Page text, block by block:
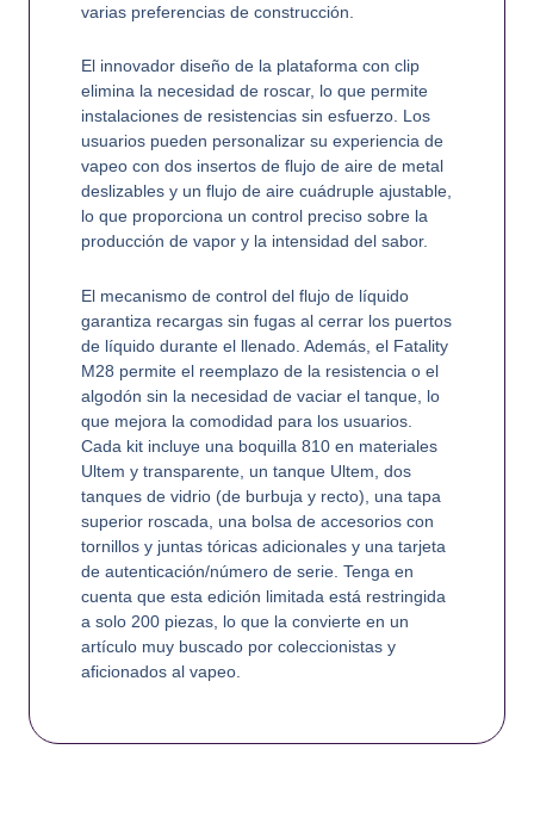
varias preferencias de construcción.
El innovador diseño de la plataforma con clip
elimina la necesidad de roscar, lo que permite
instalaciones de resistencias sin esfuerzo. Los
usuarios pueden personalizar su experiencia de
vapeo con dos insertos de flujo de aire de metal
deslizables y un flujo de aire cuádruple ajustable,
lo que proporciona un control preciso sobre la
producción de vapor y la intensidad del sabor.
El mecanismo de control del flujo de líquido
garantiza recargas sin fugas al cerrar los puertos
de líquido durante el llenado. Además, el Fatality
M28 permite el reemplazo de la resistencia o el
algodón sin la necesidad de vaciar el tanque, lo
que mejora la comodidad para los usuarios.
Cada kit incluye una boquilla 810 en materiales
Ultem y transparente, un tanque Ultem, dos
tanques de vidrio (de burbuja y recto), una tapa
superior roscada, una bolsa de accesorios con
tornillos y juntas tóricas adicionales y una tarjeta
de autenticación/número de serie. Tenga en
cuenta que esta edición limitada está restringida
a solo 200 piezas, lo que la convierte en un
artículo muy buscado por coleccionistas y
aficionados al vapeo.